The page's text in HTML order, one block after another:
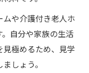
や介護付き老人ホ
自分や家族の生活
極めるため、見学
しょう。